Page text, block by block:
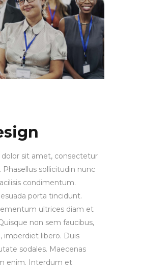
sit amet, consectetur
Phasellus sollicitudin nunc
condimentum.
porta tincidunt.
ultrices diam et
non sem faucibus,
imperdiet libero. Duis
sodales. Maecenas
enim. Interdum et